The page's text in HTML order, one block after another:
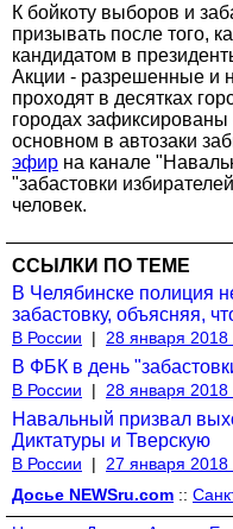
К бойкоту выборов и
призывать после того,
кандидатом в
Акции - разрешенные и
проходят в десятках
городах
основном в автозаки
эфир на канале
"забастовки
человек.
ССЫЛКИ ПО ТЕМЕ
В Челябинске полиция
забастовку, объясняя,
В России | 28 января 2018
В ФБК в день
В России | 28 января 2018
Навальный призвал
Диктатуры и Тверскую
В России |
27 января 2018
Досье NEWSru.com ::